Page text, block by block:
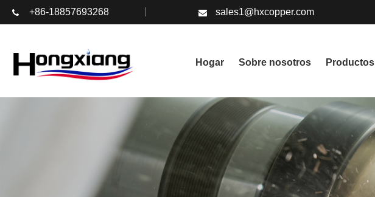
+86-18857693268 sales1@hxcopper.com
Hogar Sobre nosotros Productos